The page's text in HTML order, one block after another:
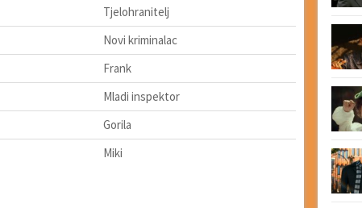
Tjelohranitelj
Novi kriminalac
Frank
Mladi inspektor
Gorila
Miki